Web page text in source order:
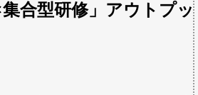
集合型研修」アウトプッ